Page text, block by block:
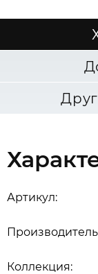
Артикул:
Коллекция: